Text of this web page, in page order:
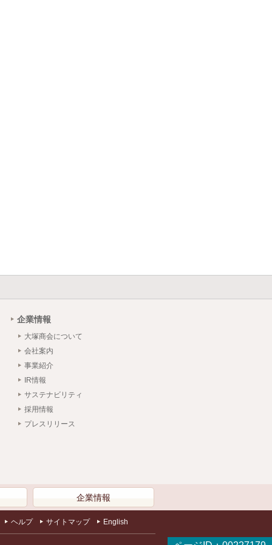
企業情報
大塚商会について
会社案内
事業紹介
IR情報
サステナビリティ
採用情報
プレスリリース
企業情報
ヘルプ サイトマップ English